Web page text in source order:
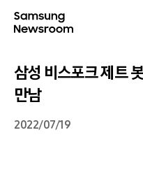
삼성 비스포크 제트
만남
2022/07/19